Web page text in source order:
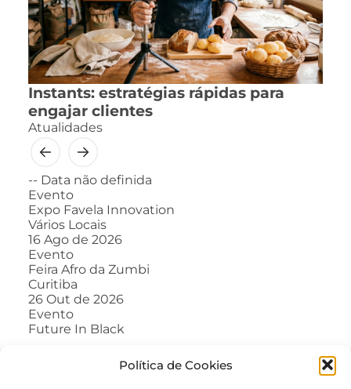
Política de Cookies
Instants: estratégias rápidas para
engajar clientes
Atualidades
-- Data não definida
Evento
Expo Favela Innovation
Vários Locais
16 Ago de 2026
Evento
Feira Afro da Zumbi
Curitiba
26 Out de 2026
Evento
Future In Black